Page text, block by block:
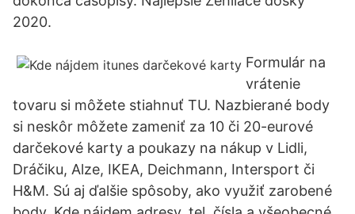
2020.
Formulár na
vrátenie
tovaru si môžete stiahnuť TU. Nazbierané body
si neskôr môžete zameniť za 10 či 20-eurové
darčekové karty a poukazy na nákup v Lidli,
Dráčiku, Alze, IKEA, Deichmann, Intersport či
H&M. Sú aj ďalšie spôsoby, ako využiť zarobené